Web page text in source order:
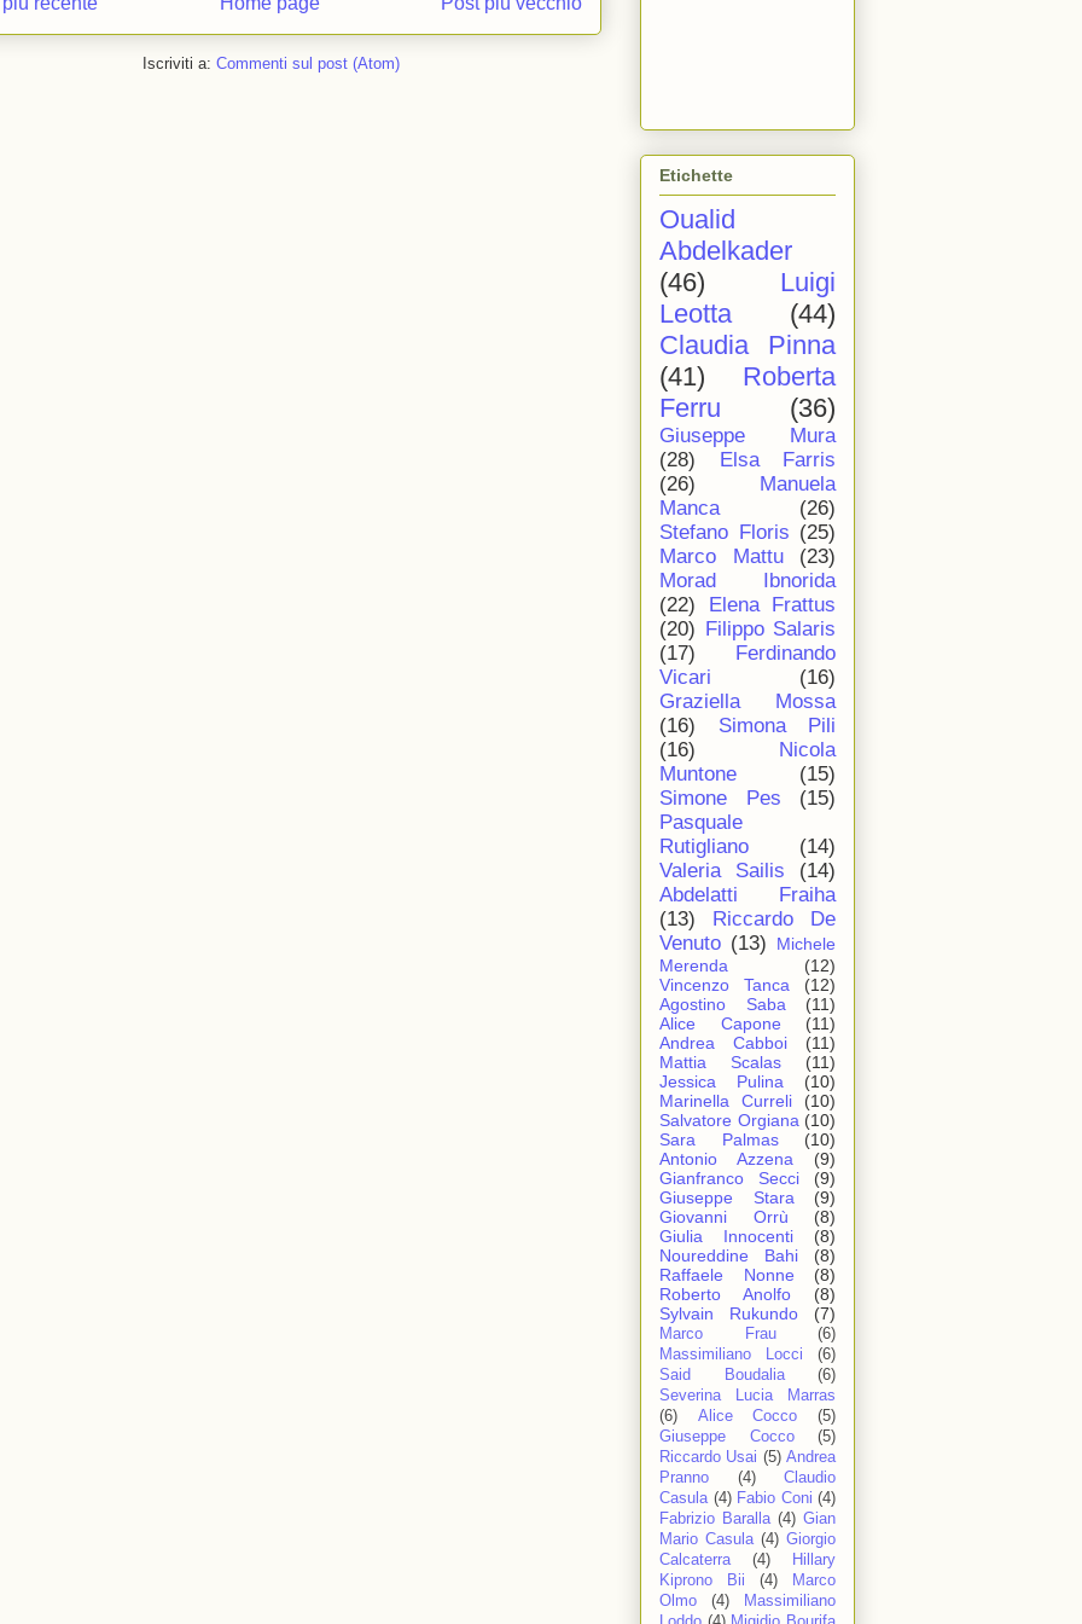
Iscriviti a: Commenti sul post (Atom)
Etichette
Oualid
Abdelkader
(46)
Luigi
Leotta
(44)
Claudia Pinna
(41)
Roberta
Ferru
(36)
Giuseppe Mura
(28)
Elsa Farris
(26)
Manuela
Manca
(26)
Stefano Floris (25)
Marco Mattu
(23)
Morad Ibnorida
(22)
Elena Frattus
(20)
Filippo Salaris
(17)
Ferdinando
Vicari
(16)
Graziella Mossa
(16)
Simona Pili
(16)
Nicola
Muntone
(15)
Simone Pes
(15)
Pasquale
Rutigliano
(14)
Valeria Sailis
(14)
Abdelatti Fraiha
(13)
Riccardo De
Venuto (13)
Michele
Merenda
(12)
Vincenzo Tanca
(12)
Agostino Saba
(11)
Alice Capone
(11)
Andrea Cabboi
(11)
Mattia Scalas
(11)
Jessica Pulina
(10)
Marinella Curreli
(10)
Salvatore Orgiana (10)
Sara Palmas
(10)
Antonio Azzena
(9)
Gianfranco Secci
(9)
Giuseppe Stara
(9)
Giovanni Orrù
(8)
Giulia Innocenti
(8)
Noureddine Bahi
(8)
Raffaele Nonne
(8)
Roberto Anolfo
(8)
Sylvain Rukundo
(7)
Marco Frau
(6)
Massimiliano Locci
(6)
Said Boudalia
(6)
Severina Lucia Marras
(6)
Alice Cocco
(5)
Giuseppe Cocco
(5)
Riccardo Usai (5) Andrea
Pranno
(4)
Claudio
Casula (4) Fabio Coni (4)
Fabrizio Baralla (4) Gian
Mario Casula (4) Giorgio
Calcaterra
(4)
Hillary
Kiprono Bii
(4)
Marco
Olmo
(4)
Massimiliano